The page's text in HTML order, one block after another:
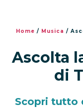
Home / Musica /
Ascolta
di
Scopri tutto